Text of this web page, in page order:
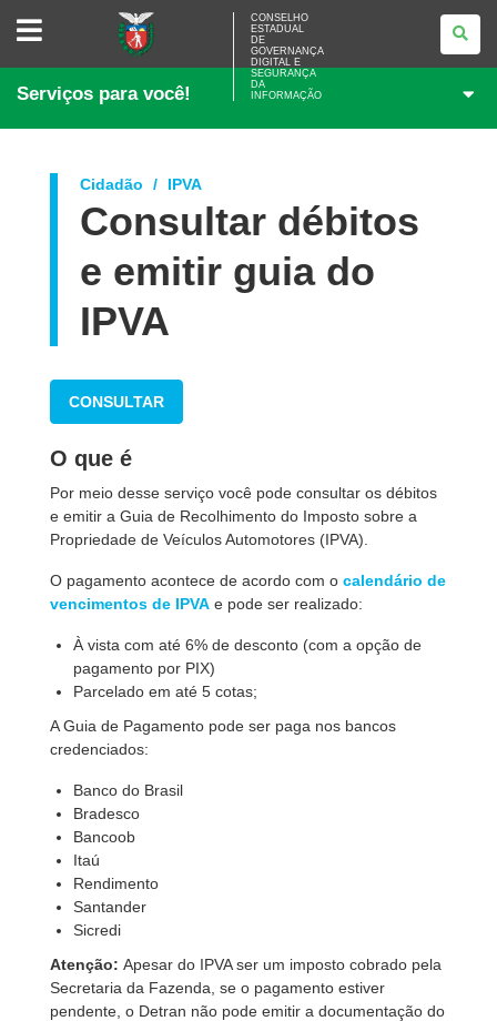
CONSELHO
ESTADUAL
GOVERNANÇA
E
DA
CONSELHO
ESTADUAL
DE
GOVERNANÇA
DIGITAL E
SEGURANÇA
DA
INFORMAÇÃO
Serviços para você!
Cidadão IPVA
Consultar débitos
e emitir guia do
IPVA
CONSULTAR
O que é
Por meio desse serviço você pode consultar os débitos
e emitir a Guia de Recolhimento do Imposto sobre a
Propriedade de Veículos Automotores (IPVA).
O pagamento acontece de acordo com o calendário de
vencimentos de IPVA e pode ser realizado:
À vista com até 6% de desconto (com a opção de
pagamento por PIX)
Parcelado em até 5 cotas;
A Guia de Pagamento pode ser paga nos bancos
credenciados:
Banco do Brasil
Bradesco
Bancoob
Itaú
Rendimento
Santander
Sicredi
Atenção: Apesar do IPVA ser um imposto cobrado pela
Secretaria da Fazenda, se o pagamento estiver
pendente, o Detran não pode emitir a documentação do